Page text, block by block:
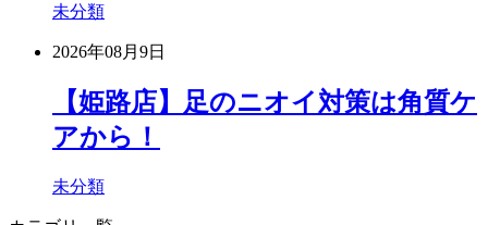
未分類
2026年08月9日
【姫路店】足のニオイ対策は角質ケ
アから！
未分類